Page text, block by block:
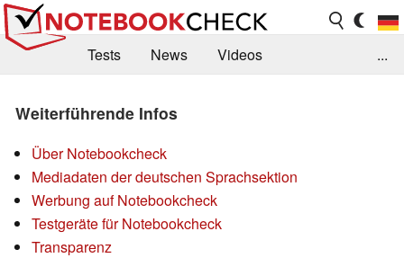
Tests News
Videos
Forum
...
Weiterführende Infos
Über Notebookcheck
Mediadaten der deutschen Sprachsektion
Werbung auf Notebookcheck
Testgeräte für Notebookcheck
Transparenz